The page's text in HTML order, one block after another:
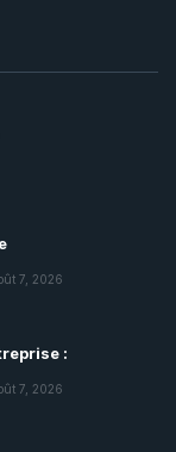
7, 2026
:
7, 2026